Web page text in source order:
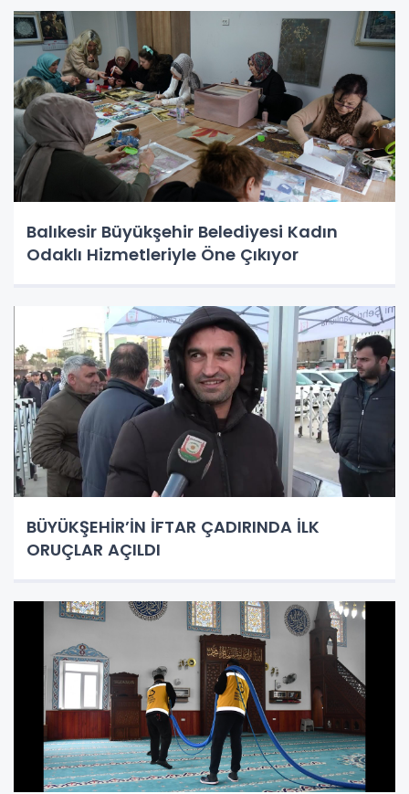
Balıkesir Büyükşehir Belediyesi Kadın
Odaklı Hizmetleriyle Öne Çıkıyor
BÜYÜKŞEHİR’İN İFTAR ÇADIRINDA İLK
ORUÇLAR AÇILDI